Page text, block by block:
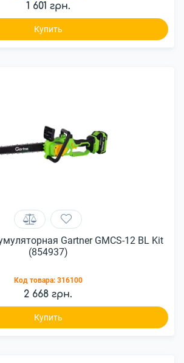
1 601 грн.
Купить
Gartner GMCS-12 BL Kit
(854937)
Код товара: 316100
2 668 грн.
Купить